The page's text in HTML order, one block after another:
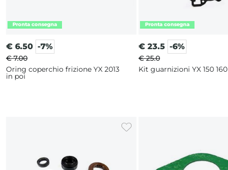
€ 6.50 -7%
€ 7.00
Oring coperchio frizione YX 2013
in poi
€ 23.5 -6%
€ 25.0
Kit guarnizioni YX 150 160